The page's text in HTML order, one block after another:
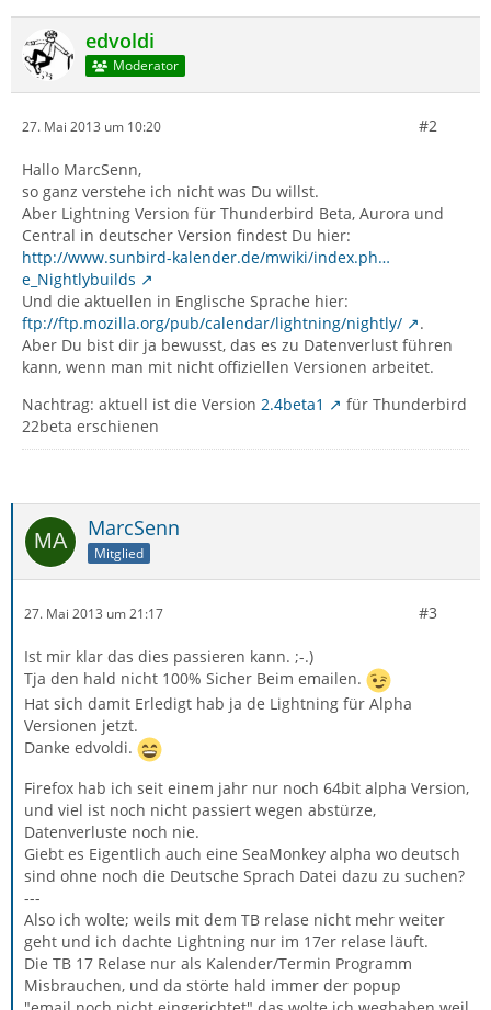
edvoldi
Moderator
27. Mai 2013 um 10:20 #2
Hallo MarcSenn,
so ganz verstehe ich nicht was Du willst.
Aber Lightning Version für Thunderbird Beta, Aurora und
Central in deutscher Version findest Du hier:
http://www.sunbird-kalender.de/mwiki/index.ph…
e_Nightlybuilds
Und die aktuellen in Englische Sprache hier:
ftp://ftp.mozilla.org/pub/calendar/lightning/nightly/
.
Aber Du bist dir ja bewusst, das es zu Datenverlust führen
kann, wenn man mit nicht offiziellen Versionen arbeitet.
Nachtrag: aktuell ist die Version 2.4beta1
für Thunderbird
22beta erschienen
MarcSenn
Mitglied
27. Mai 2013 um 21:17 #3
Ist mir klar das dies passieren kann. ;-.)
Tja den hald nicht 100% Sicher Beim emailen.
Hat sich damit Erledigt hab ja de Lightning für Alpha
Versionen jetzt.
Danke edvoldi.
Firefox hab ich seit einem jahr nur noch 64bit alpha Version,
und viel ist noch nicht passiert wegen abstürze,
Datenverluste noch nie.
Giebt es Eigentlich auch eine SeaMonkey alpha wo deutsch
sind ohne noch die Deutsche Sprach Datei dazu zu suchen?
---
Also ich wolte; weils mit dem TB relase nicht mehr weiter
geht und ich dachte Lightning nur im 17er relase läuft.
Die TB 17 Relase nur als Kalender/Termin Programm
Misbrauchen, und da störte hald immer der popup